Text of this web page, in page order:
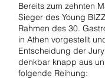
Bereits zum zehnten
Sieger des Young
Rahmen des 30.
in Athen vorgestellt
Entscheidung der
denkbar knapp aus
folgende Reihung: